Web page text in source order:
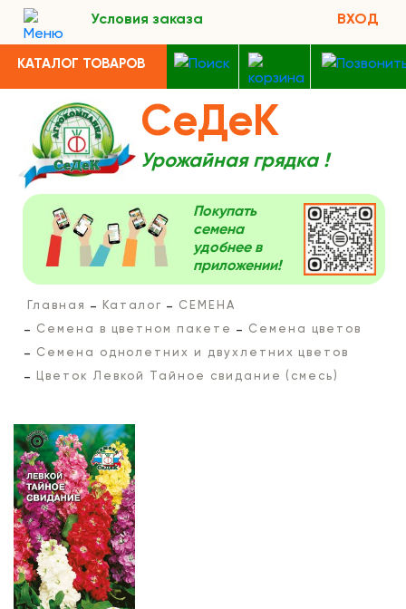
Условия заказа ВХОД
КАТАЛОГ ТОВАРОВ
СеДеК
Урожайная грядка !
Покупать
семена
удобнее в
приложении!
Главная Каталог
СЕМЕНА
Семена в цветном пакете
Семена цветов
Семена однолетних и двухлетних цветов
Цветок Левкой Тайное свидание (смесь)